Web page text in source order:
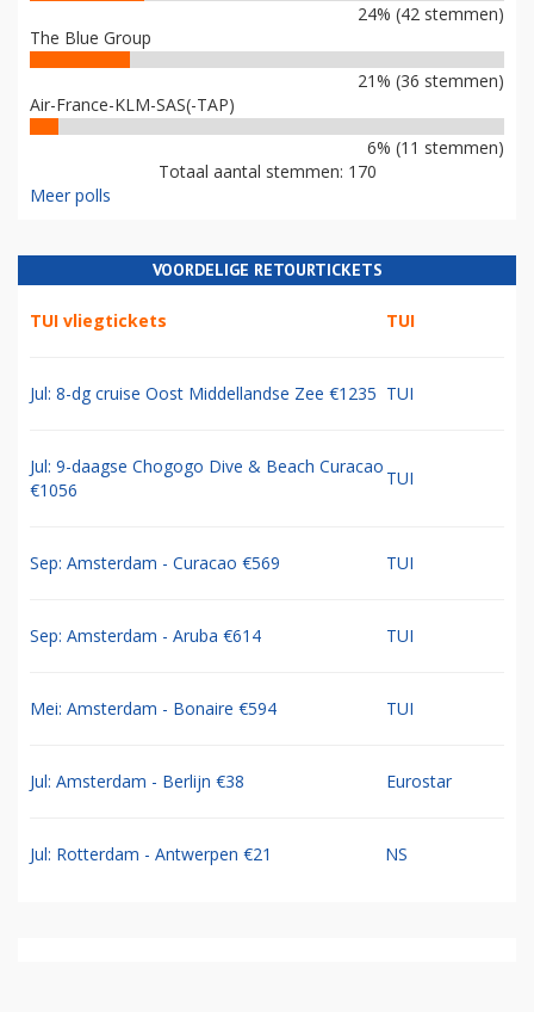
24% (42 stemmen)
The Blue Group
21% (36 stemmen)
Air-France-KLM-SAS(-TAP)
6% (11 stemmen)
Totaal aantal stemmen: 170
Meer polls
VOORDELIGE RETOURTICKETS
TUI vliegtickets TUI
Jul: 8-dg cruise Oost Middellandse Zee €1235 TUI
Jul: 9-daagse Chogogo Dive & Beach Curacao
€1056
TUI
Sep: Amsterdam - Curacao €569 TUI
Sep: Amsterdam - Aruba €614 TUI
Mei: Amsterdam - Bonaire €594 TUI
Jul: Amsterdam - Berlijn €38 Eurostar
Jul: Rotterdam - Antwerpen €21 NS